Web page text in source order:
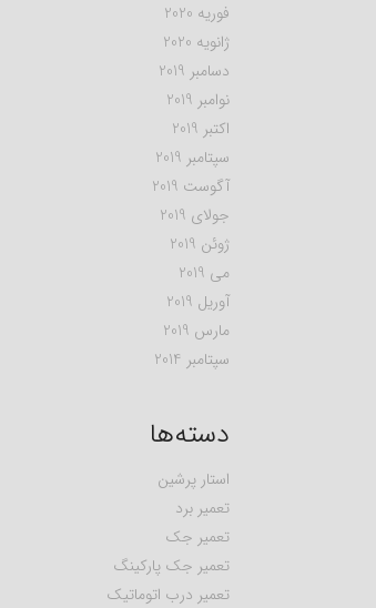
فوریه 2020
ژانویه 2020
دسامبر 2019
نوامبر 2019
اکتبر 2019
سپتامبر 2019
آگوست 2019
جولای 2019
ژوئن 2019
می 2019
آوریل 2019
مارس 2019
سپتامبر 2014
دسته‌ها
استار پرشین
تعمیر برد
تعمیر جک
تعمیر جک پارکینگ
تعمیر درب اتوماتیک